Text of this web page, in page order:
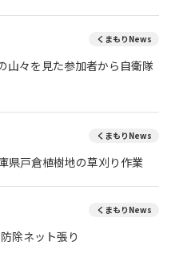
くまもりNews
々を見た参加者から自衛隊
くまもりNews
県戸倉植樹地の草刈り作業
くまもりNews
除ネット張り